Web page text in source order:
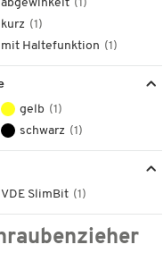
abgewinkelt (1)
kurz (1)
mit Haltefunktion (1)
gelb (1)
schwarz (1)
VDE SlimBit (1)